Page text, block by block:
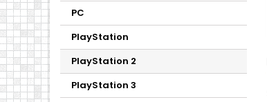
PC
PlayStation
PlayStation 2
PlayStation 3